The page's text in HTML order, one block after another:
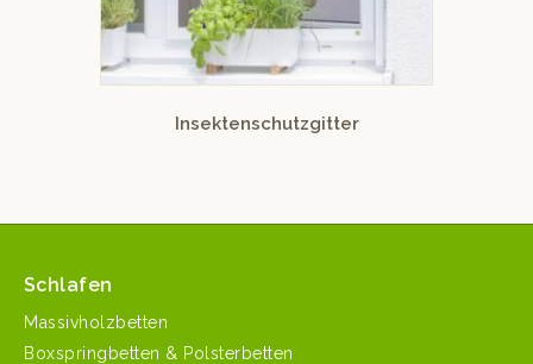
Insektenschutzgitter
Schlafen
Massivholzbetten
Boxspringbetten & Polsterbetten